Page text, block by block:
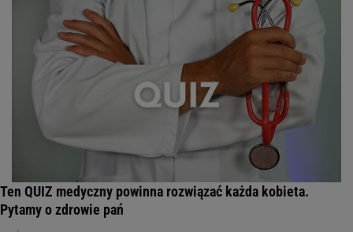
Ten QUIZ medyczny powinna rozwiązać każda kobieta.
Pytamy o zdrowie pań